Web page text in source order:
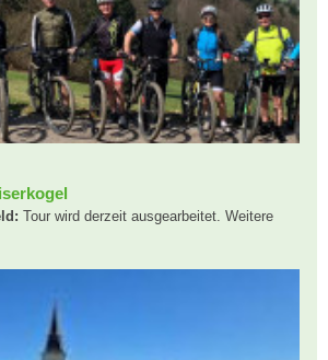
Tour wird derzeit ausgearbeitet. Weitere